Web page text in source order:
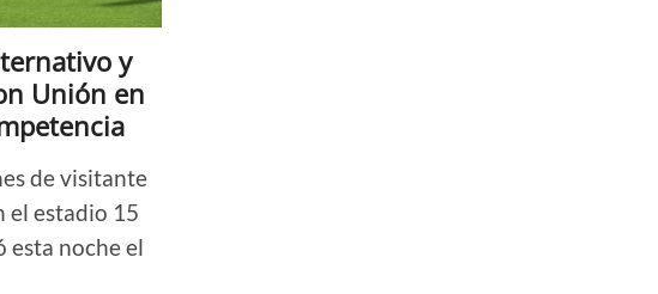
y
Unión en
de visitante
el estadio 15
esta noche el